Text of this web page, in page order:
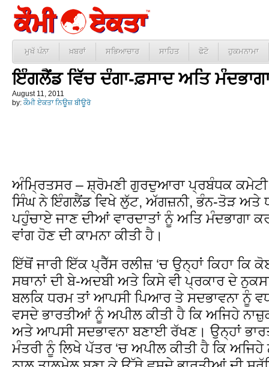
ਮੁਖੱ ਪੰਨਾ ਖ਼ਬਰਾਂ ਸਭਿਆਚਾਰ ਸਾਹਿਤ ਫੋਟੋ ਹੁਕਮਨਾਮਾ
ਇੰਗਲੈਂਡ ਵਿੱਚ ਦੰਗਾ-ਫ਼ਸਾਦ ਅਤਿ
August 11, 2011
by: ਕੌਮੀ ਏਕਤਾ ਨਿਊਜ਼ ਬੀਊਰੋ
ਅੰਮ੍ਰਿਤਸਰ – ਸ਼੍ਰੋਮਣੀ ਗੁਰਦੁਆਰਾ ਪ੍ਰਬੰਧਕ
ਸਿੰਘ ਨੇ ਇੰਗਲੈਂਡ ਵਿਖੇ ਲੁੱਟ, ਅੱਗਜ਼ਨੀ, ਭੰਨ-ਤੋੜ ਅਤੇ
ਪਹੁੰਚਾਏ ਜਾਣ ਦੀਆਂ ਵਾਰਦਾਤਾਂ ਨੂੰ ਅਤਿ ਮੰਦਭਾਗਾ
ਵਾਂਗ ਹੋਣ ਦੀ ਕਾਮਨਾ ਕੀਤੀ ਹੈ।
ਇੱਥੋਂ ਜਾਰੀ ਇੱਕ ਪ੍ਰੈੱਸ ਰਲੀਜ਼ ‘ਚ ਉਨ੍ਹਾਂ ਕਿਹਾ ਕਿ
ਸਥਾਨਾਂ ਦੀ ਬੇ-ਅਦਬੀ ਅਤੇ ਕਿਸੇ ਵੀ ਪ੍ਰਕਾਰ ਦੇ
ਬਲਕਿ ਧਰਮ ਤਾਂ ਆਪਸੀ ਪਿਆਰ ਤੇ ਸਦਭਾਵਨਾ ਨੂੰ
ਵਸਦੇ ਭਾਰਤੀਆਂ ਨੂੰ ਅਪੀਲ ਕੀਤੀ ਹੈ ਕਿ ਅਜਿਹੇ
ਅਤੇ ਆਪਸੀ ਸਦਭਾਵਨਾ ਬਣਾਈ ਰੱਖਣ। ਉਨ੍ਹਾਂ
ਮੰਤਰੀ ਨੂੰ ਲਿਖੇ ਪੱਤਰ ‘ਚ ਅਪੀਲ ਕੀਤੀ ਹੈ ਕਿ